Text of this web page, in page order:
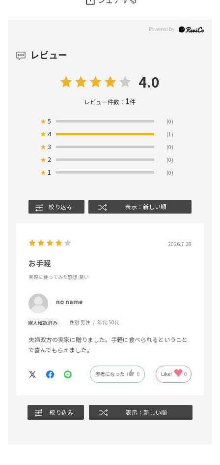
レビュー
4.0
レビュー件数： 1件
★5 (0)
★4 (1)
★3 (0)
★ 2 (0)
★ 1 (0)
絞り込み 表示：新しい順
2026.7.28
お手軽
実際に使ってみた感想:良い
no name
購入確認済み 性別:男性 年代:50代
夫婦双方の実家に贈りました。手軽に食べられるということ
で喜んでもらえました。
参考になった 0 Like! 0
絞り込み 表示：新しい順